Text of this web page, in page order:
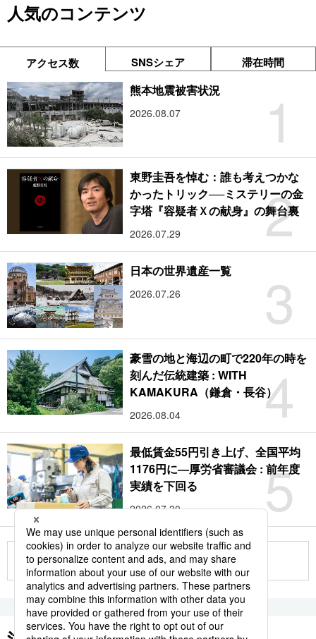
人気のコンテンツ
アクセス数 SNSシェア 滞在時間
1
熊本地震被害状況
2026.08.07
2
東野圭吾を悼む：誰も考えつかな
かったトリック──ミステリーの金
字塔『容疑者Ｘの献身』の舞台裏
2026.07.29
3
日本の世界遺産一覧
2026.07.26
4
豪雪の地と海辺の町で220年の時を
刻んだ伝統建築 : WITH
KAMAKURA（鎌倉・長谷）
2026.08.04
5
最低賃金55円引き上げ、全国平均
1176円に―厚労省審議会 : 前年度
実績を下回る
2026.07.30
もっと見る